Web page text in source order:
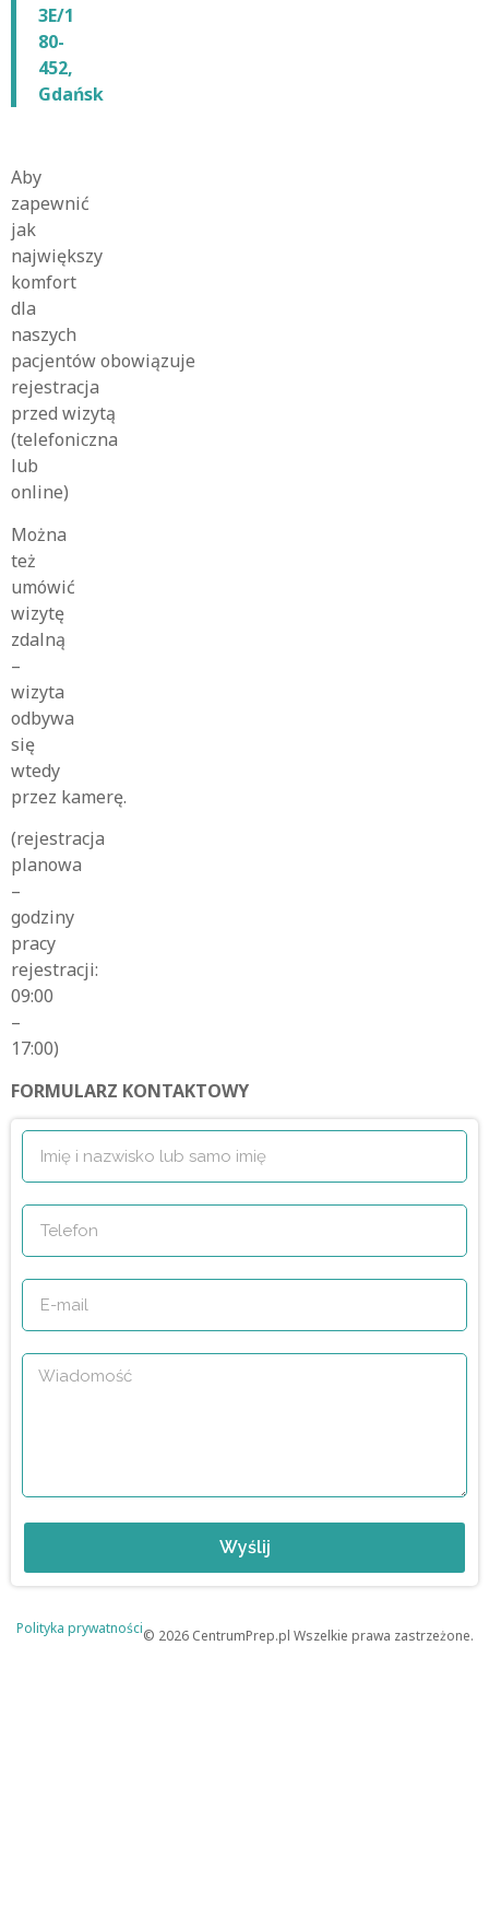
3E/1
80-
452,
Gdańsk
Aby
zapewnić
jak
największy
komfort
dla
naszych
pacjentów obowiązuje
rejestracja
przed wizytą
(telefoniczna
lub
online)
Można
też
umówić
wizytę
zdalną
–
wizyta
odbywa
się
wtedy
przez kamerę.
(rejestracja
planowa
–
godziny
pracy
rejestracji:
09:00
–
17:00)
FORMULARZ KONTAKTOWY
Wyślij
Polityka prywatności© 2026 CentrumPrep.pl Wszelkie prawa zastrzeżone.